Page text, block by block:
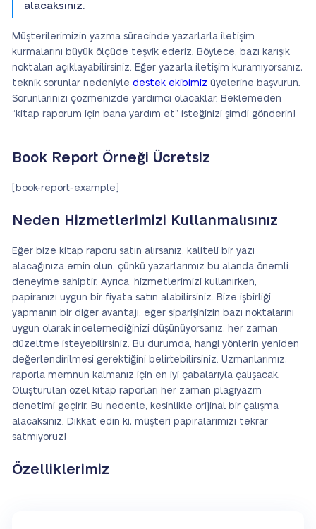
alacaksınız.
Müşterilerimizin yazma sürecinde yazarlarla iletişim
kurmalarını büyük ölçüde teşvik ederiz. Böylece, bazı karışık
noktaları açıklayabilirsiniz. Eğer yazarla iletişim kuramıyorsanız,
teknik sorunlar nedeniyle destek ekibimiz üyelerine başvurun.
Sorunlarınızı çözmenizde yardımcı olacaklar. Beklemeden
“kitap raporum için bana yardım et” isteğinizi şimdi gönderin!
Book Report Örneği Ücretsiz
[book-report-example]
Neden Hizmetlerimizi Kullanmalısınız
Eğer bize kitap raporu satın alırsanız, kaliteli bir yazı
alacağınıza emin olun, çünkü yazarlarımız bu alanda önemli
deneyime sahiptir. Ayrıca, hizmetlerimizi kullanırken,
papiranızı uygun bir fiyata satın alabilirsiniz. Bize işbirliği
yapmanın bir diğer avantajı, eğer siparişinizin bazı noktalarını
uygun olarak incelemediğinizi düşünüyorsanız, her zaman
düzeltme isteyebilirsiniz. Bu durumda, hangi yönlerin yeniden
değerlendirilmesi gerektiğini belirtebilirsiniz. Uzmanlarımız,
raporla memnun kalmanız için en iyi çabalarıyla çalışacak.
Oluşturulan özel kitap raporları her zaman plagiyazm
denetimi geçirir. Bu nedenle, kesinlikle orijinal bir çalışma
alacaksınız. Dikkat edin ki, müşteri papiralarımızı tekrar
satmıyoruz!
Özelliklerimiz